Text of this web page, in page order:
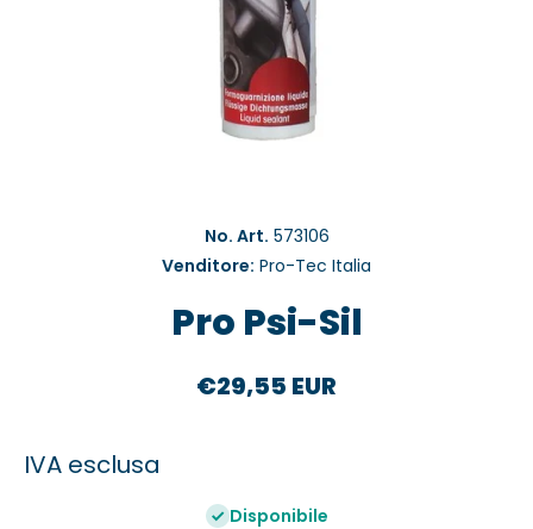
No. Art. 573106
Venditore: Pro-Tec Italia
Pro Psi-Sil
€29,55 EUR
IVA esclusa
Disponibile